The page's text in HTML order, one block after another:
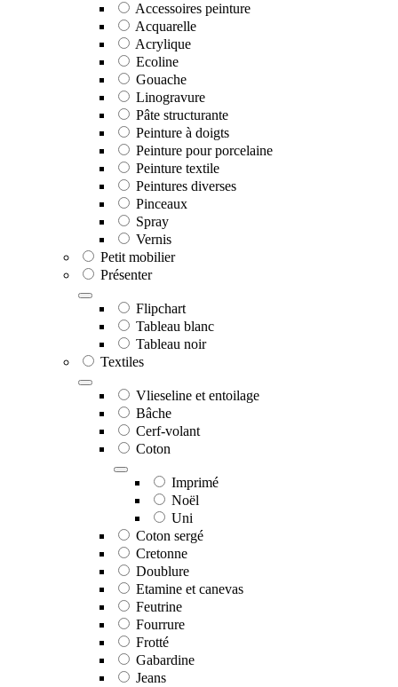
Accessoires peinture
Acquarelle
Acrylique
Ecoline
Gouache
Linogravure
Pâte structurante
Peinture à doigts
Peinture pour porcelaine
Peinture textile
Peintures diverses
Pinceaux
Spray
Vernis
Petit mobilier
Présenter
Flipchart
Tableau blanc
Tableau noir
Textiles
Vlieseline et entoilage
Bâche
Cerf-volant
Coton
Imprimé
Noël
Uni
Coton sergé
Cretonne
Doublure
Etamine et canevas
Feutrine
Fourrure
Frotté
Gabardine
Jeans